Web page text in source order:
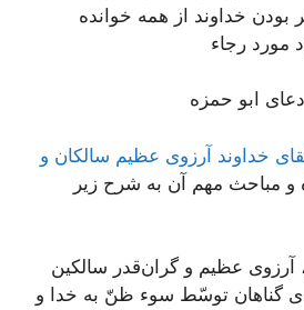
بودن خداوند از همه خوانده
مورد رجاء
ابو حمزه
خداوند آرزوی عظیم سالکان و
و مباحث مهم آن به شرح زیر
آرزوی عظیم و گران‌قدر سالکین
گناهان توسّط سوء ظنّ به خدا و